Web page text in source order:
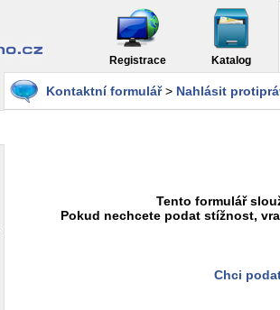
Registrace Katalog
Kontaktní formulář> Nahlásit
Tento formulář
Pokud nechcete podat stížnost,
Chci